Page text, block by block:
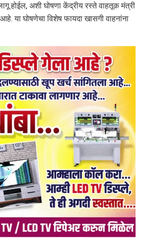
होईल, अशी घोषणा केंद्रीय रस्ते वाहतूक मंत्री
या घोषणेचा विशेष फायदा खासगी वाहनांना